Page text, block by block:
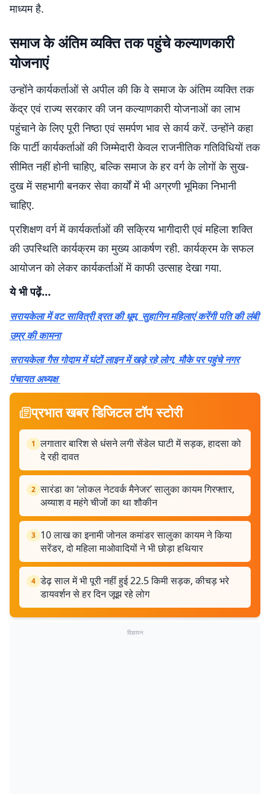
माध्यम है.
समाज के अंतिम व्यक्ति तक पहुंचे कल्याणकारी
योजनाएं
उन्होंने कार्यकर्ताओं से अपील की कि वे समाज के अंतिम व्यक्ति तक
केंद्र एवं राज्य सरकार की जन कल्याणकारी योजनाओं का लाभ
पहुंचाने के लिए पूरी निष्ठा एवं समर्पण भाव से कार्य करें. उन्होंने कहा
कि पार्टी कार्यकर्ताओं की जिम्मेदारी केवल राजनीतिक गतिविधियों तक
सीमित नहीं होनी चाहिए, बल्कि समाज के हर वर्ग के लोगों के सुख-
दुख में सहभागी बनकर सेवा कार्यों में भी अग्रणी भूमिका निभानी
चाहिए.
प्रशिक्षण वर्ग में कार्यकर्ताओं की सक्रिय भागीदारी एवं महिला शक्ति
की उपस्थिति कार्यक्रम का मुख्य आकर्षण रही. कार्यक्रम के सफल
आयोजन को लेकर कार्यकर्ताओं में काफी उत्साह देखा गया.
ये भी पढ़ें…
सरायकेला में वट सावित्री व्रत की धूम, सुहागिन महिलाएं करेंगी पति की लंबी
उम्र की कामना
सरायकेला गैस गोदाम में घंटों लाइन में खड़े रहे लोग, मौके पर पहुंचे नगर
पंचायत अध्यक्ष
प्रभात खबर डिजिटल टॉप स्टोरी
1 लगातार बारिश से धंसने लगी सेंडेल घाटी में सड़क, हादसा को
दे रही दावत
2 सारंडा का ‘लोकल नेटवर्क मैनेजर’ सालुका कायम गिरफ्तार,
अय्याश व महंगे चीजों का था शौकीन
3 10 लाख का इनामी जोनल कमांडर सालुका कायम ने किया
सरेंडर, दो महिला माओवादियों ने भी छोड़ा हथियार
4 डेढ़ साल में भी पूरी नहीं हुई 22.5 किमी सड़क, कीचड़ भरे
डायवर्शन से हर दिन जूझ रहे लोग
विज्ञापन